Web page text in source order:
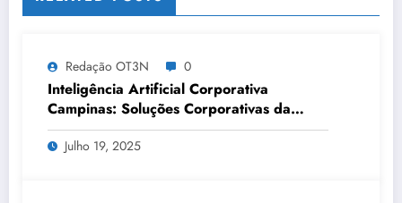
Redação OT3N 0
Inteligência Artificial Corporativa
Campinas: Soluções Corporativas da
OT3N Brasil – Guia 3083
Julho 19, 2025